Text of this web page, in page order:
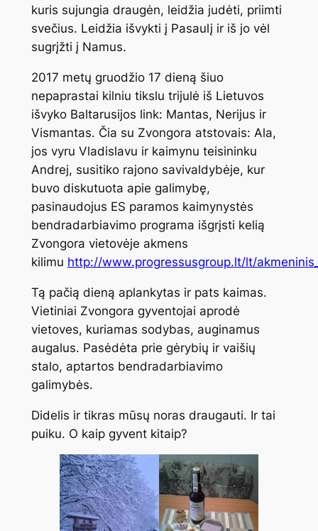
kuris sujungia draugėn, leidžia judėti, priimti
svečius. Leidžia išvykti į Pasaulį ir iš jo vėl
sugrįžti į Namus.
2017 metų gruodžio 17 dieną šiuo
nepaprastai kilniu tikslu trijulė iš Lietuvos
išvyko Baltarusijos link: Mantas, Nerijus ir
Vismantas. Čia su Zvongora atstovais: Ala,
jos vyru Vladislavu ir kaimynu teisininku
Andrej, susitiko rajono savivaldybėje, kur
buvo diskutuota apie galimybę,
pasinaudojus ES paramos kaimynystės
bendradarbiavimo programa išgrįsti kelią
Zvongora vietovėje akmens
kilimu http://www.progressusgroup.lt/lt/
Tą pačią dieną aplankytas ir pats kaimas.
Vietiniai Zvongora gyventojai aprodė
vietoves, kuriamas sodybas, auginamus
augalus. Pasėdėta prie gėrybių ir vaišių
stalo, aptartos bendradarbiavimo
galimybės.
Didelis ir tikras mūsų noras draugauti. Ir tai
puiku. O kaip gyvent kitaip?